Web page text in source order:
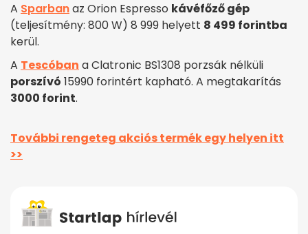
A Sparbanaz Orion Espresso kávéfőző gép
(teljesítmény: 800 W) 8 999 helyett 8 499 forintba
kerül.
A Tescóban a Clatronic BS1308 porzsák nélküli
porszívó 15990 forintért kapható. A megtakarítás
3000 forint.
További rengeteg akciós termék egy helyen itt
>>